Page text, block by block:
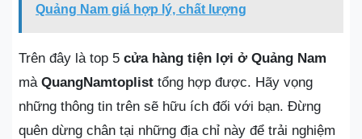
Quảng Nam giá hợp lý, chất lượng
Trên đây là top 5 cửa hàng tiện lợi ở Quảng Nam
mà QuangNamtoplist tổng hợp được. Hãy vọng
những thông tin trên sẽ hữu ích đối với bạn. Đừng
quên dừng chân tại những địa chỉ này để trải nghiệm